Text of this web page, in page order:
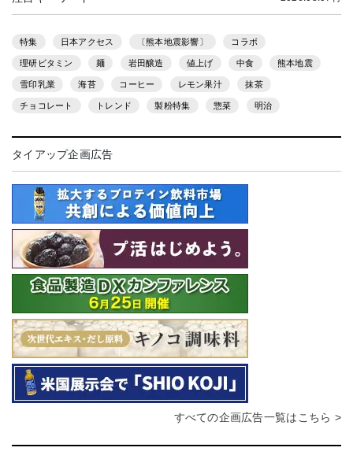
特集 日本アクセス 〔熊本地震影響〕 コラボ
理研ビタミン 麺 岩田醸造 値上げ 中食 熊本地震
雪印乳業 海苔 コーヒー レモン果汁 抹茶
チョコレート トレンド 製粉特集 惣菜 明治
タイアップ企画広告
すべての企画広告一覧はこちら >